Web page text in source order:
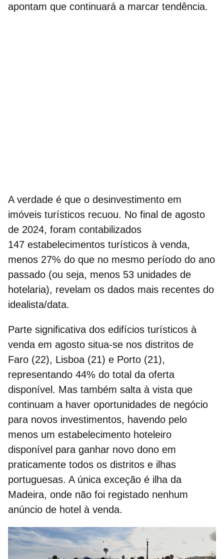
apontam que continuará a marcar tendência.
A verdade é que o desinvestimento em
imóveis turísticos recuou. No final de agosto
de 2024, foram contabilizados
147 estabelecimentos turísticos à venda,
menos 27% do que no mesmo período do ano
passado (ou seja, menos 53 unidades de
hotelaria), revelam os dados mais recentes do
idealista/data.
Parte significativa dos edifícios turísticos à
venda em agosto situa-se nos distritos de
Faro (22), Lisboa (21) e Porto (21),
representando 44% do total da oferta
disponível. Mas também salta à vista que
continuam a haver oportunidades de negócio
para novos investimentos, havendo pelo
menos um estabelecimento hoteleiro
disponível para ganhar novo dono em
praticamente todos os distritos e ilhas
portuguesas. A única exceção é ilha da
Madeira, onde não foi registado nenhum
anúncio de hotel à venda.